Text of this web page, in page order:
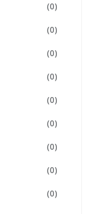
(0)
(0)
(0)
(0)
(0)
(0)
(0)
(0)
(0)